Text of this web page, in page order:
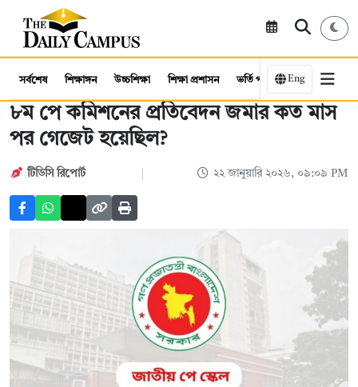
সর্বশেষ শিক্ষাঙ্গন উচ্চশিক্ষা শিক্ষা প্রশাসন ভর্তি পরীক্ষা কর্মসংস্থান
Eng
৮ম পে কমিশনের প্রতিবেদন জমার কত মাস
পর গেজেট হয়েছিল?
টিডিসি রিপোর্ট ২২ জানুয়ারি ২০২৬, ০৯:০৯ PM